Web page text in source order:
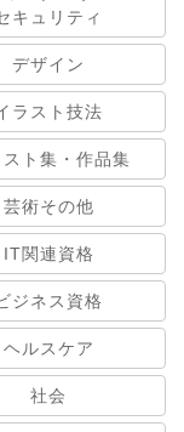
キュリティ
デザイン
ラスト技法
スト集・作品集
芸術その他
IT関連資格
ジネス資格
ヘルスケア
社会